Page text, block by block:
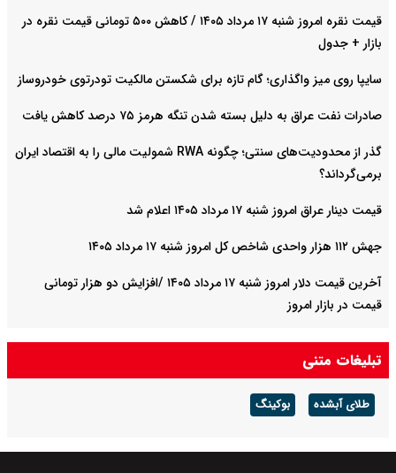
قیمت نقره امروز شنبه ۱۷ مرداد ۱۴۰۵ / کاهش ۵۰۰ تومانی قیمت نقره در
بازار + جدول
سایپا روی میز واگذاری؛ گام تازه برای شکستن مالکیت تودرتوی خودروساز
صادرات نفت عراق به دلیل بسته شدن تنگه هرمز ۷۵ درصد کاهش یافت
گذر از محدودیت‌های سنتی؛ چگونه RWA شمولیت مالی را به اقتصاد ایران
برمی‌گرداند؟
قیمت دینار عراق امروز شنبه ۱۷ مرداد ۱۴۰۵ اعلام شد
جهش ۱۱۲ هزار واحدی شاخص کل امروز شنبه ۱۷ مرداد ۱۴۰۵
آخرین قیمت دلار امروز شنبه ۱۷ مرداد ۱۴۰۵ /افزایش دو هزار تومانی
قیمت در بازار امروز
آخرین قیمت طلا و سکه امروز شنبه ۱۷ مرداد ۱۴۰۵ / سکه امامی در ارتفاع
۱۸۸ میلیونی نشست + جدول
تبلیغات متنی
طلای آبشده بوکینگ